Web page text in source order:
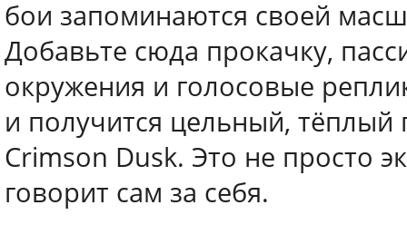
бои запоминаются своей
Добавьте сюда прокачку,
окружения и голосовые
и получится цельный,
Crimson Dusk. Это не просто
говорит сам за себя.